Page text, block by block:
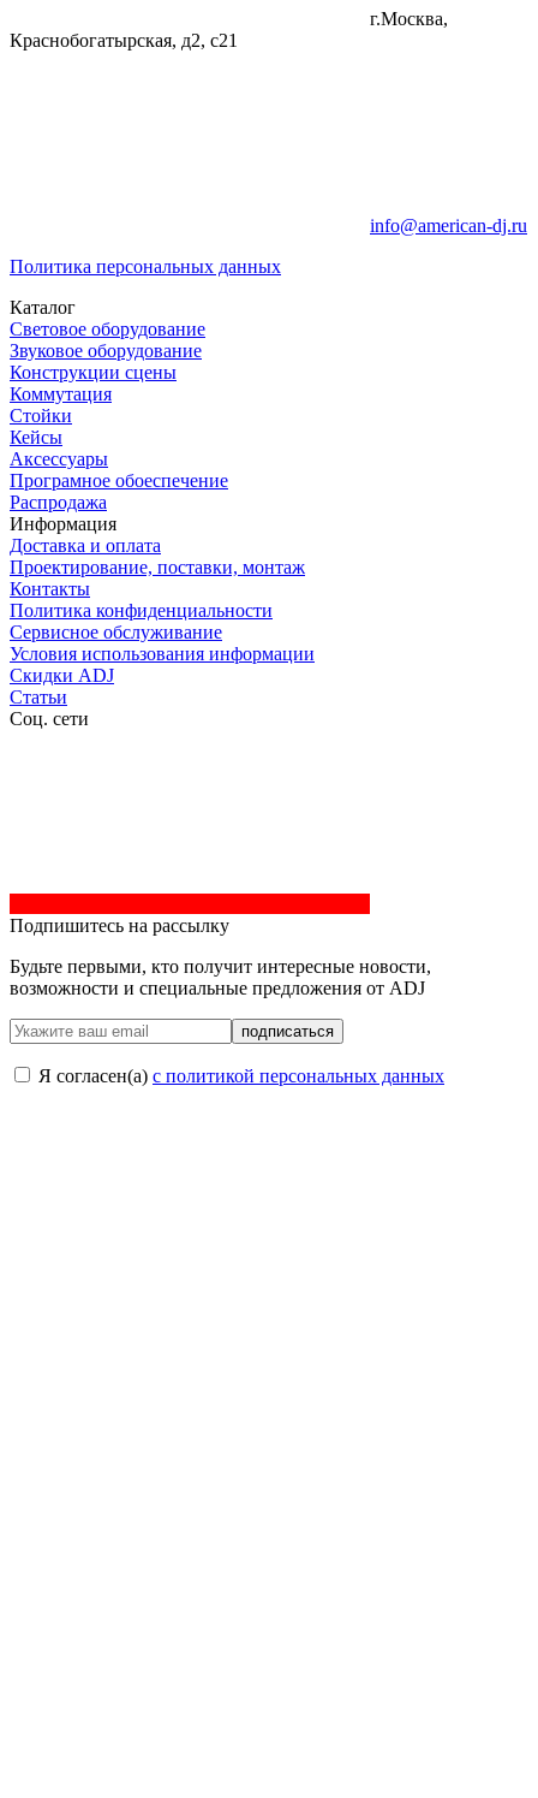
г.Москва,
Краснобогатырская, д2, с21
info@american-dj.ru
Политика персональных данных
Каталог
Световое оборудование
Звуковое оборудование
Конструкции сцены
Коммутация
Стойки
Кейсы
Аксессуары
Програмное обоеспечение
Распродажа
Информация
Доставка и оплата
Проектирование, поставки, монтаж
Контакты
Политика конфиденциальности
Сервисное обслуживание
Условия использования информации
Скидки ADJ
Статьи
Соц. сети
Подпишитесь на рассылку
Будьте первыми, кто получит интересные новости,
возможности и специальные предложения от ADJ
подписаться
Я согласен(a) с политикой персональных данных